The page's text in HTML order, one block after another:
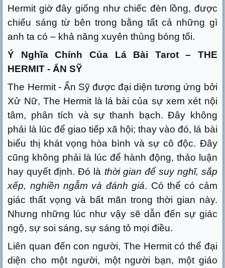
Hermit giờ đây giống như chiếc đèn lồng, được
chiếu sáng từ bên trong bằng tất cả những gì
anh ta có – khả năng xuyên thủng bóng tối.
Ý Nghĩa Chính Của Lá Bài Tarot – THE
HERMIT - ẨN SỸ
The Hermit - Ẩn Sỹ được đại diện tương ứng bởi
Xử Nữ, The Hermit là lá bài của sự xem xét nội
tâm, phân tích và sự thanh bạch. Đây không
phải là lúc để giao tiếp xã hội; thay vào đó, lá bài
biểu thị khát vọng hòa bình và sự cô độc. Đây
cũng không phải là lúc để hành động, thảo luận
hay quyết định. Đó là thời gian để suy nghĩ, sắp
xếp, nghiền ngẫm và đánh giá. Có thể có cảm
giác thất vọng và bất mãn trong thời gian này.
Nhưng những lúc như vậy sẽ dẫn đến sự giác
ngộ, sự soi sáng, sự sáng tỏ mọi điều.
Liên quan đến con người, The Hermit có thể đại
diện cho một người, một người bạn, một giáo